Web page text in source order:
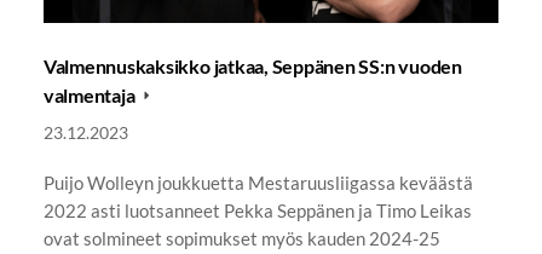
Valmennuskaksikko jatkaa, Seppänen SS:n vuoden
valmentaja
23.12.2023
Puijo Wolleyn joukkuetta Mestaruusliigassa keväästä
2022 asti luotsanneet Pekka Seppänen ja Timo Leikas
ovat solmineet sopimukset myös kauden 2024-25